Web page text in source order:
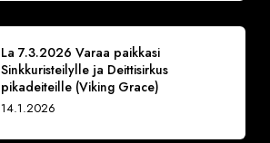
La 7.3.2026 Varaa paikkasi
Sinkkuristeilylle ja Deittisirkus
pikadeiteille (Viking Grace)
14.1.2026